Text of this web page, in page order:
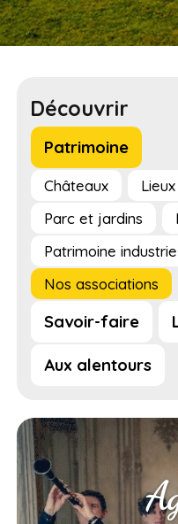
Découvrir
Patrimoine
Châteaux
Parc et jardins
Patrimoine
Nos associations
Savoir-faire
Aux alentours